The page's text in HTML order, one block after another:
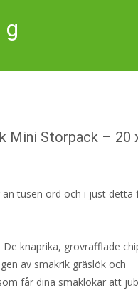
Mini Storpack – 20
än tusen ord och i just detta
knaprika, grovräfflade
av smakrik gräslök och
får dina smaklökar att